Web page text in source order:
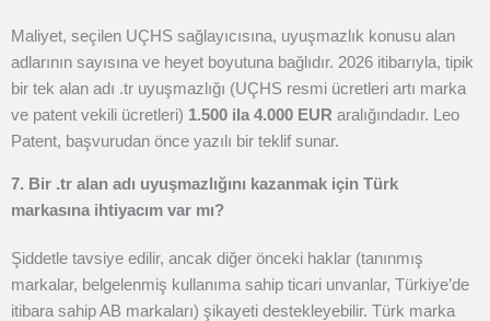
Maliyet, seçilen UÇHS sağlayıcısına, uyuşmazlık konusu alan
adlarının sayısına ve heyet boyutuna bağlıdır. 2026 itibarıyla, tipik
bir tek alan adı .tr uyuşmazlığı (UÇHS resmi ücretleri artı marka
ve patent vekili ücretleri) 1.500 ila 4.000 EUR aralığındadır. Leo
Patent, başvurudan önce yazılı bir teklif sunar.
7. Bir .tr alan adı uyuşmazlığını kazanmak için Türk
markasına ihtiyacım var mı?
Şiddetle tavsiye edilir, ancak diğer önceki haklar (tanınmış
markalar, belgelenmiş kullanıma sahip ticari unvanlar, Türkiye’de
itibara sahip AB markaları) şikayeti destekleyebilir. Türk marka